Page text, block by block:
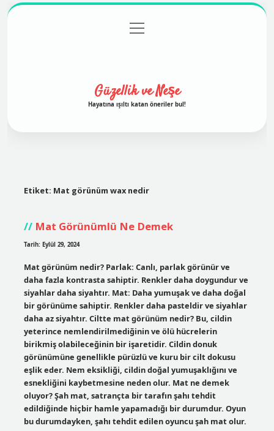
Gizlilik Politikası
menüyü
aç
Güzellik ve Neşe
Hayatına ışıltı katan öneriler bul!
Etiket: Mat görünüm wax nedir
Mat Görünümlü Ne Demek
Tarih: Eylül 29, 2024
Mat görünüm nedir? Parlak: Canlı, parlak görünür ve
daha fazla kontrasta sahiptir. Renkler daha doygundur ve
siyahlar daha siyahtır. Mat: Daha yumuşak ve daha doğal
bir görünüme sahiptir. Renkler daha pasteldir ve siyahlar
daha az siyahtır. Ciltte mat görünüm nedir? Bu, cildin
yeterince nemlendirilmediğinin ve ölü hücrelerin
birikmiş olabileceğinin bir işaretidir. Cildin donuk
görünümüne genellikle pürüzlü ve kuru bir cilt dokusu
eşlik eder. Nem eksikliği, cildin doğal yumuşaklığını ve
esnekliğini kaybetmesine neden olur. Mat ne demek
oluyor? Şah mat, satrançta bir tarafın şahı tehdit
edildiğinde hiçbir hamle yapamadığı bir durumdur. Oyun
bu durumdayken, şahı tehdit edilen oyuncu şah mat olur.